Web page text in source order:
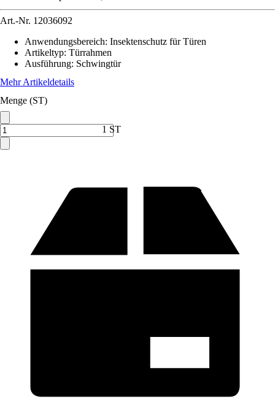
Art.-Nr. 12036092
Anwendungsbereich: Insektenschutz für Türen
Artikeltyp: Türrahmen
Ausführung: Schwingtür
Mehr Artikeldetails
Menge (ST)
1 ST